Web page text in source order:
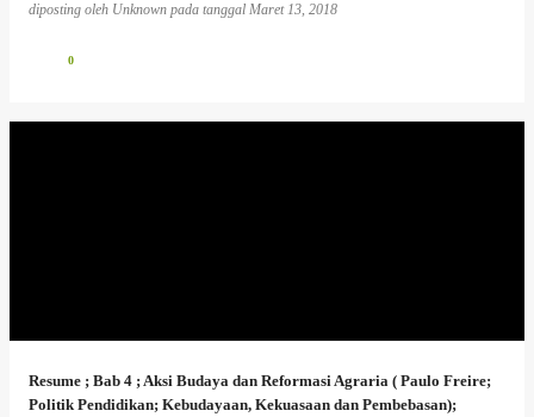
diposting oleh Unknown pada tanggal Maret 13, 2018
0
Resume ; Bab 4 ; Aksi Budaya dan Reformasi Agraria ( Paulo Freire;
Politik Pendidikan; Kebudayaan, Kekuasaan dan Pembebasan);